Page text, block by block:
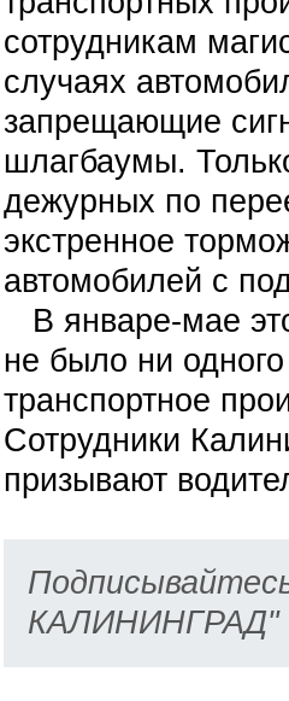
сотрудникам
случаях
запрещающие
шлагбаумы.
дежурных по
экстренное
автомобилей с
В январе-мае
не было ни
транспортное
Сотрудники
призывают
КАЛИНИНГРАД"